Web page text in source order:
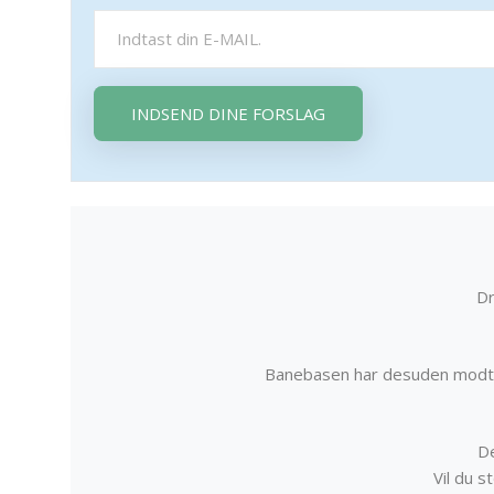
INDSEND DINE FORSLAG
Banebasen har desuden
Vil du